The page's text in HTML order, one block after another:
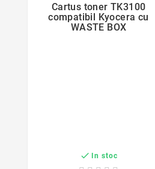

Cartus toner TK3100
compatibil Kyocera cu
WASTE BOX
 In stoc